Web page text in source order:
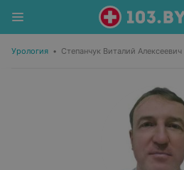
Урология • Степанчук Виталий Алексеевич